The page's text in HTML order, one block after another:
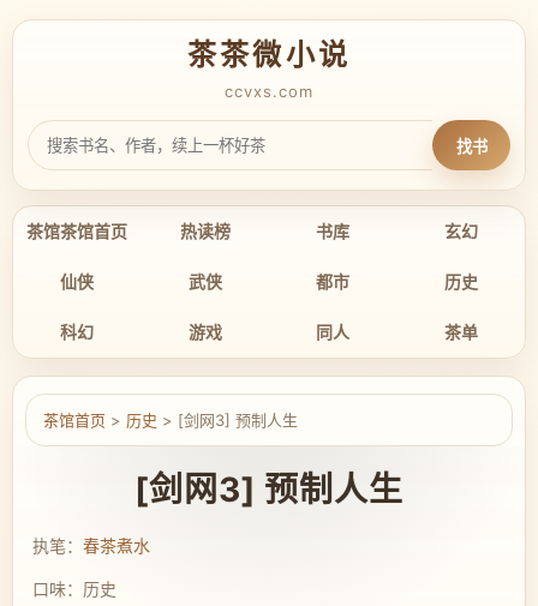
茶茶微小说
ccvxs.com
找书
茶馆茶馆首页 热读榜 书库 玄幻
仙侠 武侠 都市 历史
科幻 游戏 同人 茶单
茶馆首页 > 历史 > [剑网3] 预制人生
[剑网3] 预制人生
执笔： 春茶煮水
口味：历史